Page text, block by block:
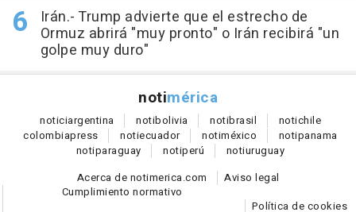
Irán.- Trump advierte que el estrecho de
Ormuz abrirá "muy pronto" o Irán recibirá "un
golpe muy duro"
notimérica
noticiargentina notibolivia notibrasil notichile
colombiapress notiecuador notiméxico notipanama
notiparaguay notiperú notiuruguay
Acerca de notimerica.com
Aviso legal
Cumplimiento normativo
Política de cookies